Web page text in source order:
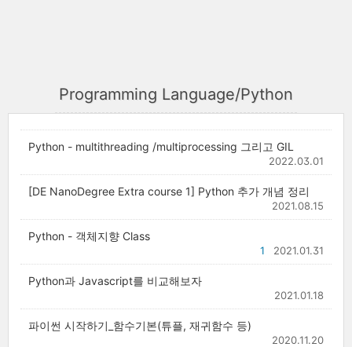
Programming Language/Python
Python - multithreading /multiprocessing 그리고 GIL
2022.03.01
[DE NanoDegree Extra course 1] Python 추가 개념 정리
2021.08.15
Python - 객체지향 Class
2021.01.31
1
Python과 Javascript를 비교해보자
2021.01.18
파이썬 시작하기_함수기본(튜플, 재귀함수 등)
2020.11.20